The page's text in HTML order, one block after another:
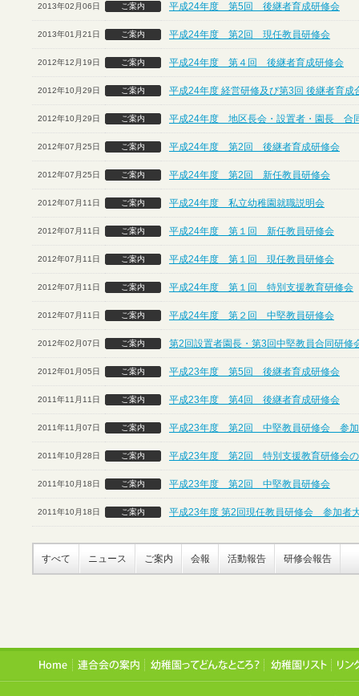
2013年02月06日 ご案内 平成24年度 第5回 後継者育成研修会
2013年01月21日 ご案内 平成24年度 第2回 現任教員研修会
2012年12月19日 ご案内 平成24年度 第４回 後継者育成研修会
2012年10月29日 ご案内 平成24年度 経営研修及び第3回 後継者育成
2012年10月29日 ご案内 平成24年度 地区長会・設置者・園長 合
2012年07月25日 ご案内 平成24年度 第2回 後継者育成研修会
2012年07月25日 ご案内 平成24年度 第2回 新任教員研修会
2012年07月11日 ご案内 平成24年度 私立幼稚園就職説明会
2012年07月11日 ご案内 平成24年度 第１回 新任教員研修会
2012年07月11日 ご案内 平成24年度 第１回 現任教員研修会
2012年07月11日 ご案内 平成24年度 第１回 特別支援教育研修会
2012年07月11日 ご案内 平成24年度 第２回 中堅教員研修会
2012年02月07日 ご案内 第2回設置者園長・第3回中堅教員合同研修
2012年01月05日 ご案内 平成23年度 第5回 後継者育成研修会
2011年11月11日 ご案内 平成23年度 第4回 後継者育成研修会
2011年11月07日 ご案内 平成23年度 第2回 中堅教員研修会 参加
2011年10月28日 ご案内 平成23年度 第2回 特別支援教育研修会
2011年10月18日 ご案内 平成23年度 第2回 中堅教員研修会
2011年10月18日 ご案内 平成23年度 第2回現任教員研修会 参加者
すべて ニュース ご案内 会報 活動報告 研修会報告